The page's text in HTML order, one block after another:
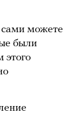
сами можете
были
этого